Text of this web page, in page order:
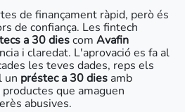
de finançament ràpid, però és
de confiança. Les fintech
a 30 diescom Avafin
i claredat. L'aprovació es fa al
les teves dades, reps els
un préstec a 30 dies amb
que amaguen
abusives.